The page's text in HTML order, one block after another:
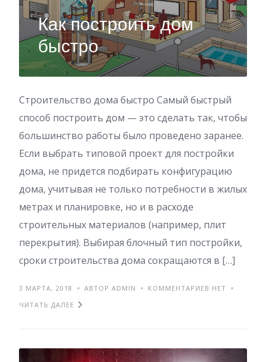
Как построить дом
быстро
Строительство дома быстро Самый быстрый
способ построить дом — это сделать так, чтобы
большинство работы было проведено заранее.
Если выбрать типовой проект для постройки
дома, не придется подбирать конфигурацию
дома, учитывая не только потребности в жилых
метрах и планировке, но и в расходе
строительных материалов (например, плит
перекрытия). Выбирая блочный тип постройки,
сроки строительства дома сокращаются в […]
3 МАРТА, 2018 АВТОР ADMIN
КОММЕНТАРИЕВ НЕТ
ЧИТАТЬ ДАЛЕЕ